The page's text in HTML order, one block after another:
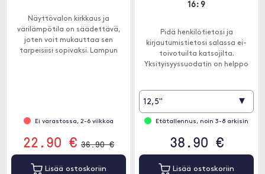
Näyttövalon kirkkaus ja
värilämpötila on säädettävä,
joten voit mukauttaa sen
tarpeisiisi sopivaksi. Lampun
Ei varastossa, 2-6 viikkoa
22.90 € 36.90 €
Lisää ostoskoriin
16: 9
Pidä henkilötietosi ja
kirjautumistietosi salassa ei-
toivotuilta katsojilta.
Yksityisyyssuodatin on helppo
12,5" ▾
Etätallennus, noin 3-8 arkisin
38.90 €
Lisää ostoskoriin